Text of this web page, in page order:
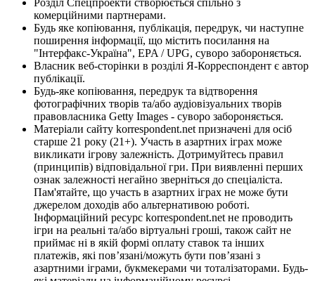
комерційними партнерами.
Будь яке копіювання, публікація, передрук, чи наступне
поширення інформації, що містить посилання на
"Інтерфакс-Україна", EPA / UPG, суворо забороняється.
Власник веб-сторінки в розділі Я-Корреспондент є автор
публікації.
Будь-яке копіювання, передрук та відтворення
фотографічних творів та/або аудіовізуальних творів
правовласника Getty Images - суворо забороняється.
Матеріали сайту korrespondent.net призначені для осіб
старше 21 року (21+). Участь в азартних іграх може
викликати ігрову залежність. Дотримуйтесь правил
(принципів) відповідальної гри. При виявленні перших
ознак залежності негайно зверніться до спеціаліста.
Пам'ятайте, що участь в азартних іграх не може бути
джерелом доходів або альтернативою роботі.
Інформаційний ресурс korrespondent.net не проводить
ігри на реальні та/або віртуальні гроші, також сайт не
приймає ні в якій формі оплату ставок та інших
платежів, які пов’язані/можуть бути пов’язані з
азартними іграми, букмекерами чи тоталізаторами. Будь-